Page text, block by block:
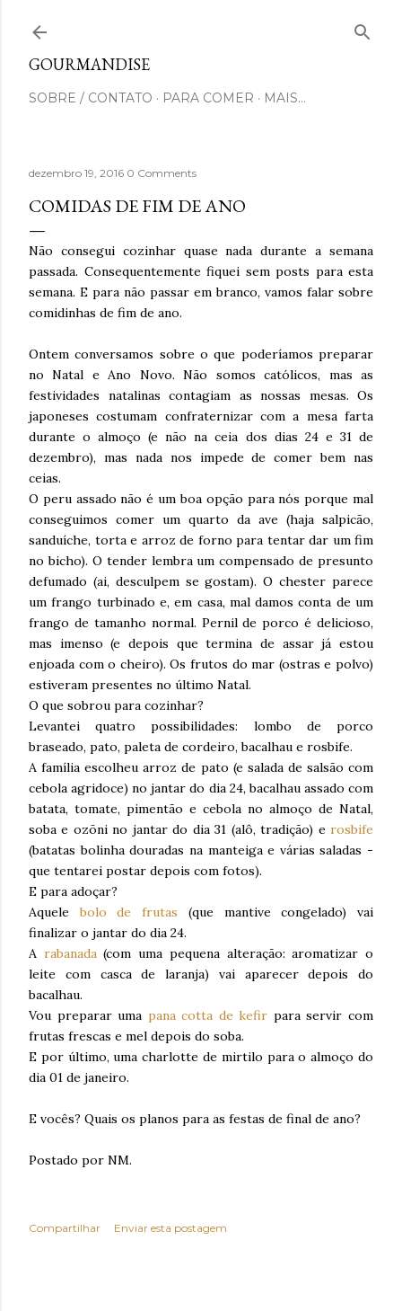
GOURMANDISE
SOBRE / CONTATO PARA COMER MAIS…
dezembro 19, 2016 0 Comments
COMIDAS DE FIM DE ANO
Não consegui cozinhar quase nada durante a semana
passada. Consequentemente fiquei sem posts para esta
semana. E para não passar em branco, vamos falar sobre
comidinhas de fim de ano.
Ontem conversamos sobre o que poderíamos preparar
no Natal e Ano Novo. Não somos católicos, mas as
festividades natalinas contagiam as nossas mesas. Os
japoneses costumam confraternizar com a mesa farta
durante o almoço (e não na ceia dos dias 24 e 31 de
dezembro), mas nada nos impede de comer bem nas
ceias.
O peru assado não é um boa opção para nós porque mal
conseguimos comer um quarto da ave (haja salpicão,
sanduíche, torta e arroz de forno para tentar dar um fim
no bicho). O tender lembra um compensado de presunto
defumado (ai, desculpem se gostam). O chester parece
um frango turbinado e, em casa, mal damos conta de um
frango de tamanho normal. Pernil de porco é delicioso,
mas imenso (e depois que termina de assar já estou
enjoada com o cheiro). Os frutos do mar (ostras e polvo)
estiveram presentes no último Natal.
O que sobrou para cozinhar?
Levantei quatro possibilidades: lombo de porco
braseado, pato, paleta de cordeiro, bacalhau e rosbife.
A família escolheu arroz de pato (e salada de salsão com
cebola agridoce) no jantar do dia 24, bacalhau assado com
batata, tomate, pimentão e cebola no almoço de Natal,
soba e ozōni no jantar do dia 31 (alô, tradição) e rosbife
(batatas bolinha douradas na manteiga e várias saladas -
que tentarei postar depois com fotos).
E para adoçar?
Aquelebolo de frutas (que mantive congelado) vai
finalizar o jantar do dia 24.
A rabanada(com uma pequena alteração: aromatizar o
leite com casca de laranja) vai aparecer depois do
bacalhau.
Vou preparar uma pana cotta de kefir para servir com
frutas frescas e mel depois do soba.
E por último, uma charlotte de mirtilo para o almoço do
dia 01 de janeiro.
E vocês? Quais os planos para as festas de final de ano?
Postado por NM.
Compartilhar Enviar esta postagem